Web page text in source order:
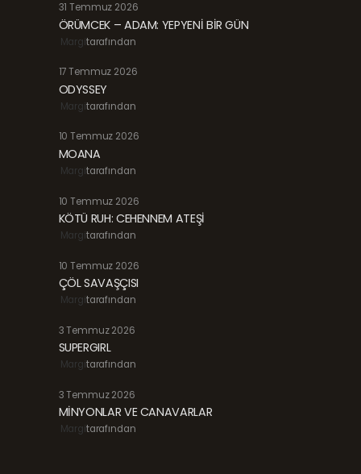
31 Temmuz 2026
ÖRÜMCEK – ADAM: YEPYENİ BİR GÜN
Margitarafından
17 Temmuz 2026
ODYSSEY
Margitarafından
10 Temmuz 2026
MOANA
Margitarafından
10 Temmuz 2026
KÖTÜ RUH: CEHENNEM ATEŞİ
Margitarafından
10 Temmuz 2026
ÇÖL SAVAŞÇISI
Margitarafından
3 Temmuz 2026
SUPERGIRL
Margitarafından
3 Temmuz 2026
MİNYONLAR VE CANAVARLAR
Margitarafından